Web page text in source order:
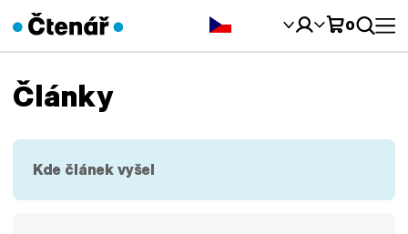
0
Články
Kde článek vyšel